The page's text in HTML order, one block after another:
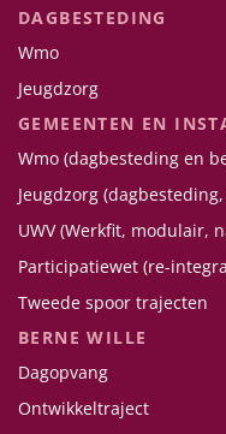
DAGBESTEDING
Wmo
Jeugdzorg
GEMEENTEN EN
Wmo (dagbesteding en
Jeugdzorg
UWV (Werkfit, modulair,
Participatiewet (re-
Tweede spoor trajecten
BERNE WILLE
Dagopvang
Ontwikkeltraject